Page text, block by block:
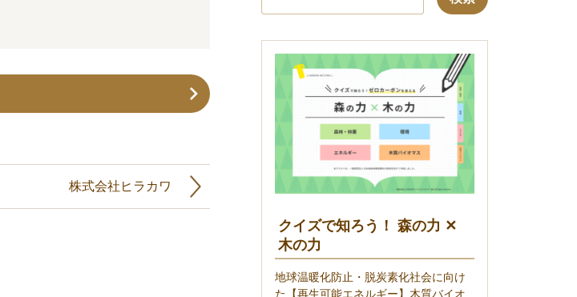
株式会社ヒラカワ
クイズで知ろう！ 森の力 ✕
木の力
地球温暖化防止・脱炭素化社会に向け
た【再生可能エネルギー】木質バイオ